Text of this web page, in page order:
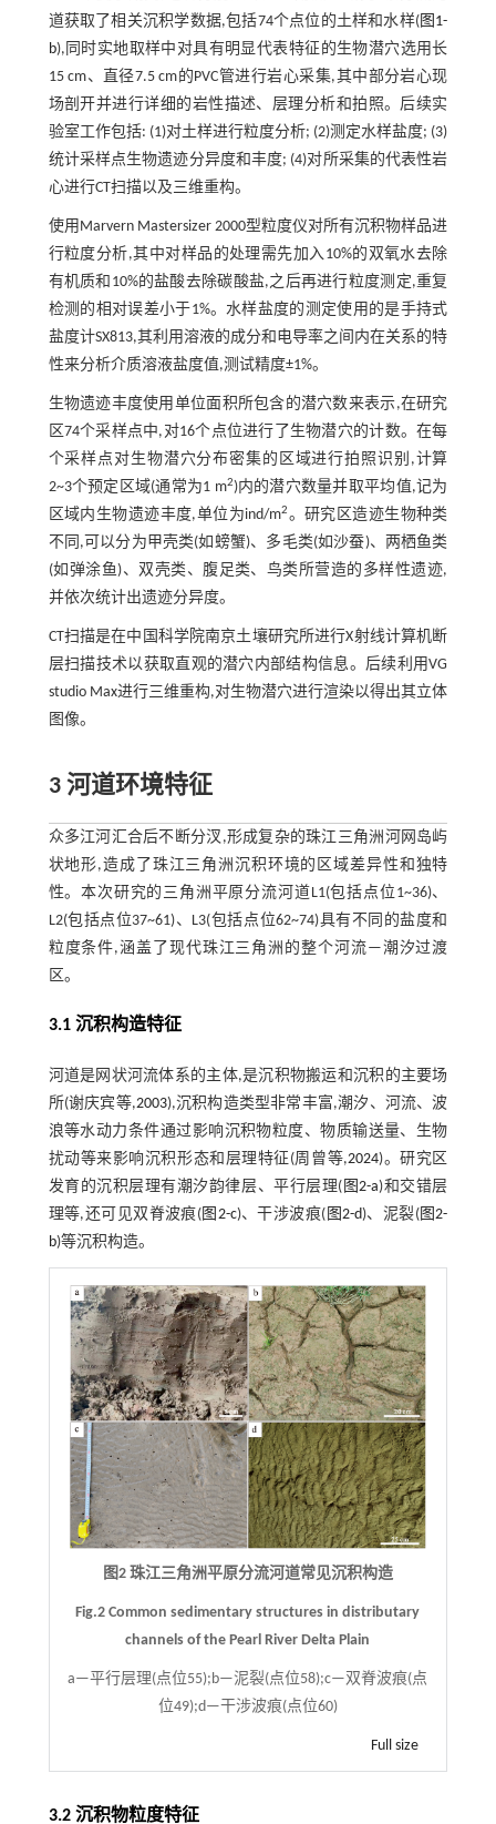
道获取了相关沉积学数据,包括74个点位的土样和水样(图1-
b),同时实地取样中对具有明显代表特征的生物潜穴选用长
15 cm、直径7.5 cm的PVC管进行岩心采集,其中部分岩心现
场剖开并进行详细的岩性描述、层理分析和拍照。后续实
验室工作包括: (1)对土样进行粒度分析; (2)测定水样盐度; (3)
统计采样点生物遗迹分异度和丰度; (4)对所采集的代表性岩
心进行CT扫描以及三维重构。
使用Marvern Mastersizer 2000型粒度仪对所有沉积物样品进
行粒度分析,其中对样品的处理需先加入10%的双氧水去除
有机质和10%的盐酸去除碳酸盐,之后再进行粒度测定,重复
检测的相对误差小于1%。水样盐度的测定使用的是手持式
盐度计SX813,其利用溶液的成分和电导率之间内在关系的特
性来分析介质溶液盐度值,测试精度±1%。
生物遗迹丰度使用单位面积所包含的潜穴数来表示,在研究
区74个采样点中,对16个点位进行了生物潜穴的计数。在每
个采样点对生物潜穴分布密集的区域进行拍照识别,计算
2~3个预定区域(通常为1 m2)内的潜穴数量并取平均值,记为
区域内生物遗迹丰度,单位为ind/m2。研究区造迹生物种类
不同,可以分为甲壳类(如螃蟹)、多毛类(如沙蚕)、两栖鱼类
(如弹涂鱼)、双壳类、腹足类、鸟类所营造的多样性遗迹,
并依次统计出遗迹分异度。
CT扫描是在中国科学院南京土壤研究所进行X射线计算机断
层扫描技术以获取直观的潜穴内部结构信息。后续利用VG
studio Max进行三维重构,对生物潜穴进行渲染以得出其立体
图像。
3 河道环境特征
众多江河汇合后不断分汊,形成复杂的珠江三角洲河网岛屿
状地形,造成了珠江三角洲沉积环境的区域差异性和独特
性。本次研究的三角洲平原分流河道L1(包括点位1~36)、
L2(包括点位37~61)、L3(包括点位62~74)具有不同的盐度和
粒度条件,涵盖了现代珠江三角洲的整个河流—潮汐过渡
区。
3.1 沉积构造特征
河道是网状河流体系的主体,是沉积物搬运和沉积的主要场
所(谢庆宾等,2003),沉积构造类型非常丰富,潮汐、河流、波
浪等水动力条件通过影响沉积物粒度、物质输送量、生物
扰动等来影响沉积形态和层理特征(周曾等,2024)。研究区
发育的沉积层理有潮汐韵律层、平行层理( 图2-a)和交错层
理等,还可见双脊波痕(图2-c)、干涉波痕( 图2-d)、泥裂(图2-
b)等沉积构造。
图2 珠江三角洲平原分流河道常见沉积构造
Fig.2 Common sedimentary structures in distributary
channels of the Pearl River Delta Plain
a—平行层理(点位55);b—泥裂(点位58);c—双脊波痕(点
位49);d—干涉波痕(点位60)
Full size
3.2 沉积物粒度特征